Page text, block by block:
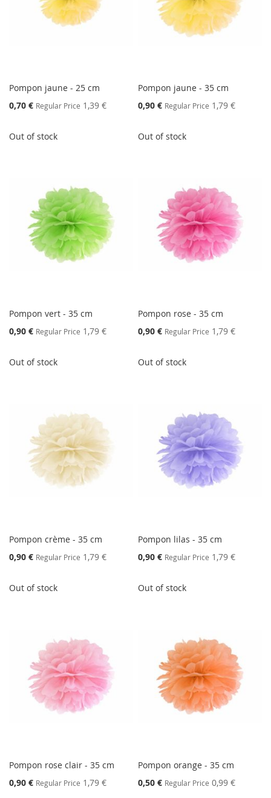
Pompon jaune - 25 cm
Special
Price
0,70 € Regular Price 1,39 €
Out of stock
Pompon jaune - 35 cm
Special
Price
0,90 € Regular Price 1,79 €
Out of stock
Pompon vert - 35 cm
Special
Price
0,90 € Regular Price 1,79 €
Out of stock
Pompon rose - 35 cm
Special
Price
0,90 € Regular Price 1,79 €
Out of stock
Pompon crème - 35 cm
Special
Price
0,90 € Regular Price 1,79 €
Out of stock
Pompon lilas - 35 cm
Special
Price
0,90 € Regular Price 1,79 €
Out of stock
Pompon rose clair - 35 cm
Special
Price
0,90 € Regular Price 1,79 €
Pompon orange - 35 cm
Special
Price
0,50 € Regular Price 0,99 €